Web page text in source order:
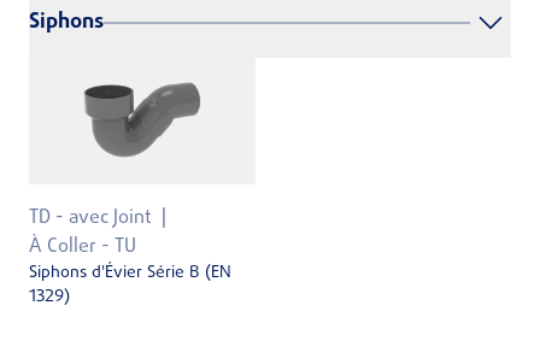
Siphons
TD - avec Joint
À Coller - TU
Siphons d'Évier Série B (EN
1329)